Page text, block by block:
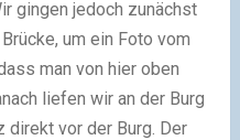
gingen jedoch zunächst
um ein Foto vom
man von hier oben
liefen wir an der Burg
vor der Burg. Der